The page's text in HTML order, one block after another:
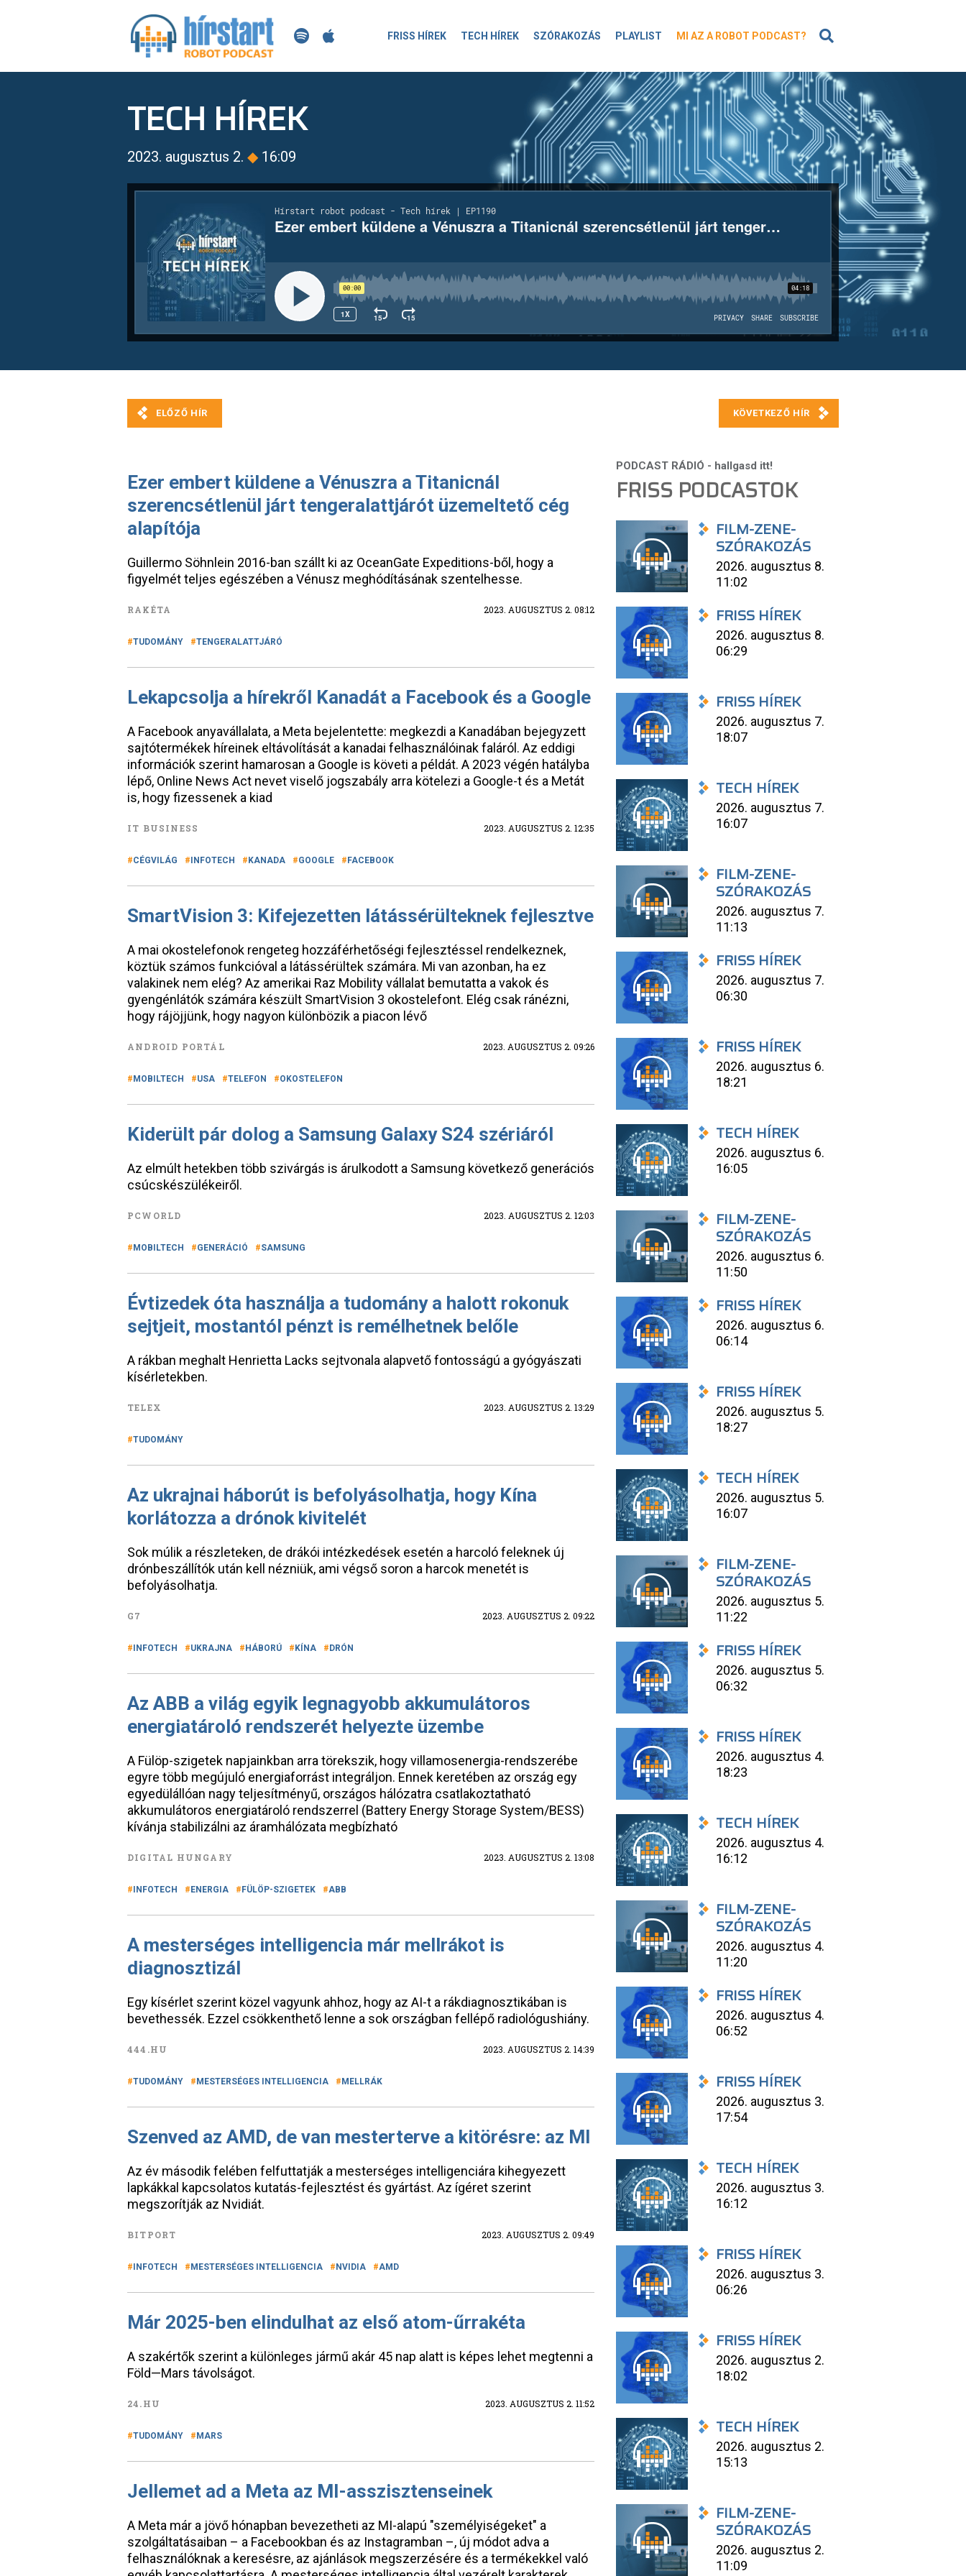
FRISS HÍREK TECH HÍREK SZÓRAKOZÁS PLAYLIST MI AZ A ROBOT PODCAST?
TECH HÍREK
2023. augusztus 2. ◆ 16:09
Ezer embert küldene a Vénuszra a Titanicnál
szerencsétlenül járt tengeralattjárót üzemeltető cég
alapítója
Guillermo Söhnlein 2016-ban szállt ki az OceanGate Expeditions-ből, hogy a
figyelmét teljes egészében a Vénusz meghódításának szentelhesse.
RAKÉTA 2023. AUGUSZTUS 2. 08:12
TUDOMÁNY TENGERALATTJÁRÓ
Lekapcsolja a hírekről Kanadát a Facebook és a Google
A Facebook anyavállalata, a Meta bejelentette: megkezdi a Kanadában bejegyzett
sajtótermékek híreinek eltávolítását a kanadai felhasználóinak faláról. Az eddigi
információk szerint hamarosan a Google is követi a példát. A 2023 végén hatályba
lépő, Online News Act nevet viselő jogszabály arra kötelezi a Google-t és a Metát
is, hogy fizessenek a kiad
IT BUSINESS 2023. AUGUSZTUS 2. 12:35
CÉGVILÁG INFOTECH KANADA GOOGLE FACEBOOK
SmartVision 3: Kifejezetten látássérülteknek fejlesztve
A mai okostelefonok rengeteg hozzáférhetőségi fejlesztéssel rendelkeznek,
köztük számos funkcióval a látássérültek számára. Mi van azonban, ha ez
valakinek nem elég? Az amerikai Raz Mobility vállalat bemutatta a vakok és
gyengénlátók számára készült SmartVision 3 okostelefont. Elég csak ránézni,
hogy rájöjjünk, hogy nagyon különbözik a piacon lévő
ANDROID PORTÁL 2023. AUGUSZTUS 2. 09:26
MOBILTECH USA TELEFON OKOSTELEFON
Kiderült pár dolog a Samsung Galaxy S24 szériáról
Az elmúlt hetekben több szivárgás is árulkodott a Samsung következő generációs
csúcskészülékeiről.
PCWORLD 2023. AUGUSZTUS 2. 12:03
MOBILTECH GENERÁCIÓ SAMSUNG
Évtizedek óta használja a tudomány a halott rokonuk
sejtjeit, mostantól pénzt is remélhetnek belőle
A rákban meghalt Henrietta Lacks sejtvonala alapvető fontosságú a gyógyászati
kísérletekben.
TELEX 2023. AUGUSZTUS 2. 13:29
TUDOMÁNY
Az ukrajnai háborút is befolyásolhatja, hogy Kína
korlátozza a drónok kivitelét
Sok múlik a részleteken, de drákói intézkedések esetén a harcoló feleknek új
drónbeszállítók után kell nézniük, ami végső soron a harcok menetét is
befolyásolhatja.
G7 2023. AUGUSZTUS 2. 09:22
INFOTECH UKRAJNA HÁBORÚ KÍNA DRÓN
Az ABB a világ egyik legnagyobb akkumulátoros
energiatároló rendszerét helyezte üzembe
A Fülöp-szigetek napjainkban arra törekszik, hogy villamosenergia-rendszerébe
egyre több megújuló energiaforrást integráljon. Ennek keretében az ország egy
egyedülállóan nagy teljesítményű, országos hálózatra csatlakoztatható
akkumulátoros energiatároló rendszerrel (Battery Energy Storage System/BESS)
kívánja stabilizálni az áramhálózata megbízható
DIGITAL HUNGARY 2023. AUGUSZTUS 2. 13:08
INFOTECH ENERGIA FÜLÖP-SZIGETEK ABB
A mesterséges intelligencia már mellrákot is
diagnosztizál
Egy kísérlet szerint közel vagyunk ahhoz, hogy az AI-t a rákdiagnosztikában is
bevethessék. Ezzel csökkenthető lenne a sok országban fellépő radiológushiány.
444.HU 2023. AUGUSZTUS 2. 14:39
TUDOMÁNY MESTERSÉGES INTELLIGENCIA MELLRÁK
Szenved az AMD, de van mesterterve a kitörésre: az MI
Az év második felében felfuttatják a mesterséges intelligenciára kihegyezett
lapkákkal kapcsolatos kutatás-fejlesztést és gyártást. Az ígéret szerint
megszorítják az Nvidiát.
BITPORT 2023. AUGUSZTUS 2. 09:49
INFOTECH MESTERSÉGES INTELLIGENCIA NVIDIA AMD
Már 2025-ben elindulhat az első atom-űrrakéta
A szakértők szerint a különleges jármű akár 45 nap alatt is képes lehet megtenni a
Föld—Mars távolságot.
24.HU 2023. AUGUSZTUS 2. 11:52
TUDOMÁNY MARS
Jellemet ad a Meta az MI-asszisztenseinek
A Meta már a jövő hónapban bevezetheti az MI-alapú "személyiségeket" a
szolgáltatásaiban – a Facebookban és az Instagramban –, új módot adva a
felhasználóknak a keresésre, az ajánlások megszerzésére és a termékekkel való
FRISS PODCASTOK
FILM-ZENE-
SZÓRAKOZÁS
2026. augusztus 8.
11:02
FRISS HÍREK
2026. augusztus 8.
06:29
FRISS HÍREK
2026. augusztus 7.
18:07
TECH HÍREK
2026. augusztus 7.
16:07
FILM-ZENE-
SZÓRAKOZÁS
2026. augusztus 7.
11:13
FRISS HÍREK
2026. augusztus 7.
06:30
FRISS HÍREK
2026. augusztus 6.
18:21
TECH HÍREK
2026. augusztus 6.
16:05
FILM-ZENE-
SZÓRAKOZÁS
2026. augusztus 6.
11:50
FRISS HÍREK
2026. augusztus 6.
06:14
FRISS HÍREK
2026. augusztus 5.
18:27
TECH HÍREK
2026. augusztus 5.
16:07
FILM-ZENE-
SZÓRAKOZÁS
2026. augusztus 5.
11:22
FRISS HÍREK
2026. augusztus 5.
06:32
FRISS HÍREK
2026. augusztus 4.
18:23
TECH HÍREK
2026. augusztus 4.
16:12
FILM-ZENE-
SZÓRAKOZÁS
2026. augusztus 4.
11:20
FRISS HÍREK
2026. augusztus 4.
06:52
FRISS HÍREK
2026. augusztus 3.
17:54
TECH HÍREK
2026. augusztus 3.
16:12
FRISS HÍREK
2026. augusztus 3.
06:26
FRISS HÍREK
2026. augusztus 2.
18:02
TECH HÍREK
2026. augusztus 2.
15:13
FILM-ZENE-
SZÓRAKOZÁS
2026. augusztus 2.
11:09